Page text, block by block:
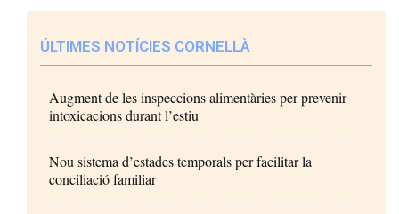
ÚLTIMES NOTÍCIES CORNELLÀ
Augment de les inspeccions alimentàries per prevenir
intoxicacions durant l’estiu
Nou sistema d’estades temporals per facilitar la
conciliació familiar